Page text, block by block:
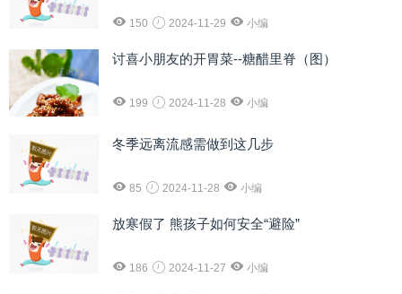
150 2024-11-29 小编
讨喜小朋友的开胃菜--糖醋里脊（图）
199 2024-11-28 小编
冬季远离流感需做到这几步
85 2024-11-28 小编
放寒假了 熊孩子如何安全“避险”
186 2024-11-27 小编